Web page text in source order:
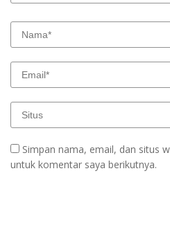
Simpan nama, email, dan situs
untuk komentar saya berikutnya.